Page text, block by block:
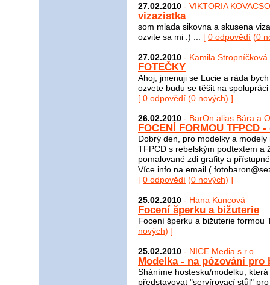
27.02.2010 - VIKTORIA
vizazistka
som mlada sikovna a skusena
ozvite sa mi :) ... [ 0 odpovědí (0
27.02.2010 - Kamila Stropníčková
FOTEČKY
Ahoj, jmenuji se Lucie a ráda
ozvete budu se těšit na
[ 0 odpovědí (0 nových) ]
26.02.2010 - BarOn alias Bára a
FOCENÍ FORMOU TFPCD
Dobrý den, pro modelky a
TFPCD s rebelským podtextem a
pomalované zdi grafity a
Více info na email (
[ 0 odpovědí (0 nových) ]
25.02.2010 - Hana Kuncová
Focení šperku a bižuterie
Focení šperku a bižuterie formou
nových) ]
25.02.2010 - NICE Media s.r.o.
Modelka - na pózování pro
Sháníme hostesku/modelku,
představovat "servírovací stůl"